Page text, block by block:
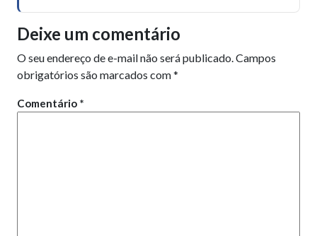
Deixe um comentário
O seu endereço de e-mail não será publicado.Campos
obrigatórios são marcados com*
Comentário *